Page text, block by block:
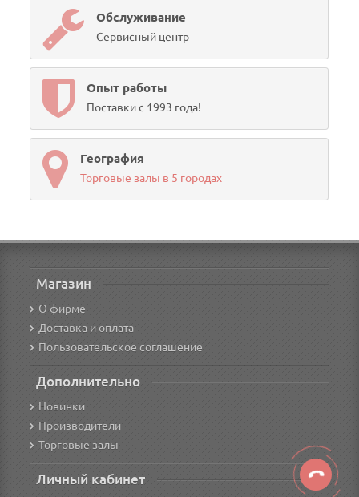
Обслуживание
Сервисный центр
Опыт работы
Поставки с 1993 года!
География
Торговые залы в 5 городах
Магазин
О фирме
Доставка и оплата
Пользовательское соглашение
Дополнительно
Новинки
Производители
Торговые залы
Личный кабинет